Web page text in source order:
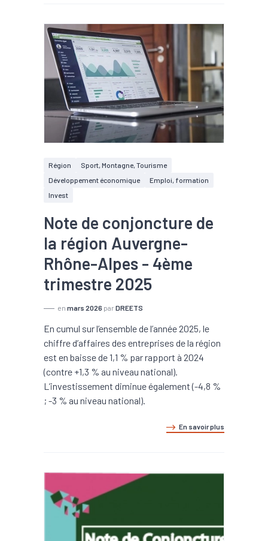
Région
Sport, Montagne, Tourisme
Développement économique
Emploi, formation
Invest
Note de conjoncture de
la région Auvergne-
Rhône-Alpes - 4ème
trimestre 2025
en mars 2026 par DREETS
En cumul sur l’ensemble de l’année 2025, le
chiffre d’affaires des entreprises de la région
est en baisse de 1,1 % par rapport à 2024
(contre +1,3 % au niveau national).
L’investissement diminue également (-4,8 %
; -3 % au niveau national).
En savoir plus